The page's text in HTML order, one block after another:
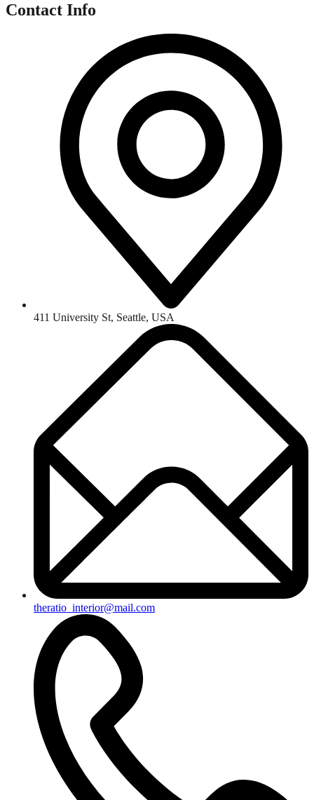
Contact Info
411 University St, Seattle, USA
theratio_interior@mail.com